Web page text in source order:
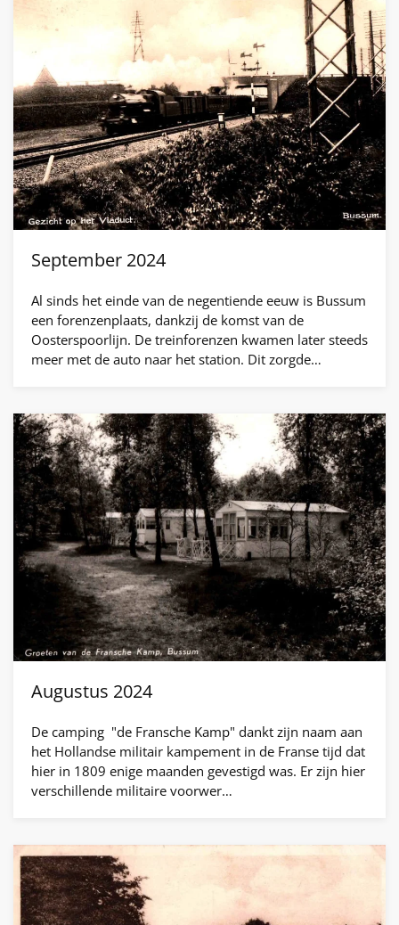
September 2024
Al sinds het einde van de negentiende eeuw is Bussum
een forenzenplaats, dankzij de komst van de
Oosterspoorlijn. De treinforenzen kwamen later steeds
meer met de auto naar het station. Dit zorgde…
Augustus 2024
De camping "de Fransche Kamp" dankt zijn naam aan
het Hollandse militair kampement in de Franse tijd dat
hier in 1809 enige maanden gevestigd was. Er zijn hier
verschillende militaire voorwer…